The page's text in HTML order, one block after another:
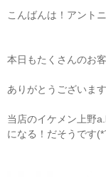
こんばんは！アント
本日もたくさんのお
ありがとうございます
当店のイケメン上野
になる！だそうです